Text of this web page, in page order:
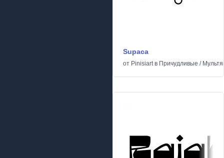
Supaca
от Pinisiartв Причудливые /